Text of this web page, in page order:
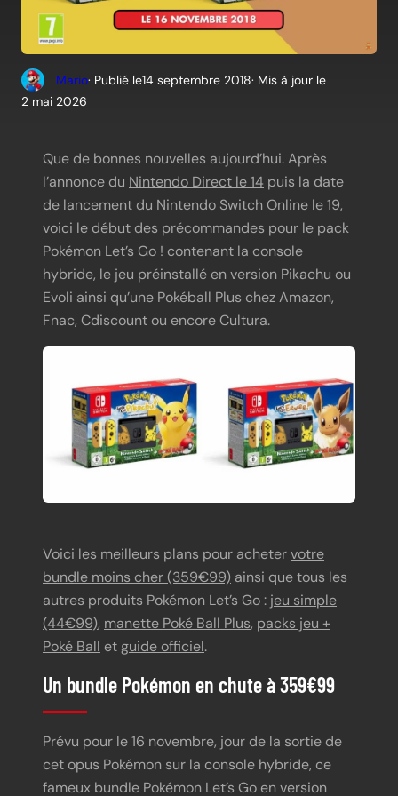
Mario· Publié le14 septembre 2018· Mis à jour le
2 mai 2026
Que de bonnes nouvelles aujourd’hui. Après
l’annonce du Nintendo Direct le 14 puis la date
de lancement du Nintendo Switch Online le 19,
voici le début des précommandes pour le pack
Pokémon Let’s Go ! contenant la console
hybride, le jeu préinstallé en version Pikachu ou
Evoli ainsi qu’une Pokéball Plus chez Amazon,
Fnac, Cdiscount ou encore Cultura.
Voici les meilleurs plans pour achetervotre
bundle moins cher (359€99) ainsi que tous les
autres produits Pokémon Let’s Go : jeu simple
(44€99), manette Poké Ball Plus, packs jeu +
Poké Ball et guide officiel.
Un bundle Pokémon en chute à 359€99
Prévu pour le 16 novembre, jour de la sortie de
cet opus Pokémon sur la console hybride, ce
fameux bundle Pokémon Let’s Go en version